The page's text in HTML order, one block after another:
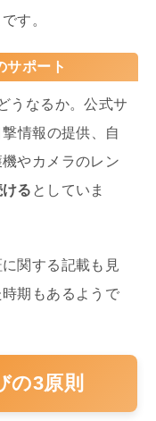
す。
サポート
うなるか。公式サ
情報の提供、自
やカメラのレン
る としていま
関する記載も見
期もあるようで
の3原則